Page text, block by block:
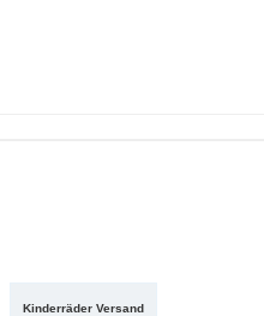
Kinderräder Versand